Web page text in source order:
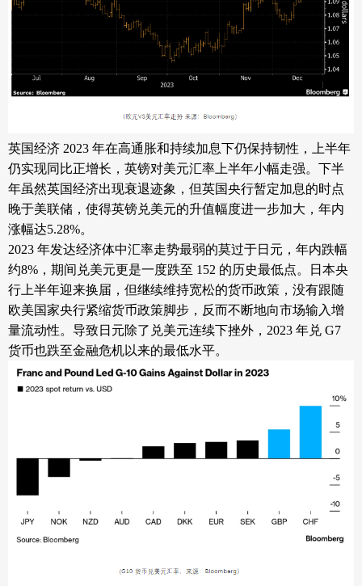
英国经济 2023 年在高通胀和持续加息下仍保持韧性，上半年
仍实现同比正增长，英镑对美元汇率上半年小幅走强。下半
年虽然英国经济出现衰退迹象，但英国央行暂定加息的时点
晚于美联储，使得英镑兑美元的升值幅度进一步加大，年内
涨幅达5.28%。
2023 年发达经济体中汇率走势最弱的莫过于日元，年内跌幅
约8%，期间兑美元更是一度跌至 152 的历史最低点。日本央
行上半年迎来换届，但继续维持宽松的货币政策，没有跟随
欧美国家央行紧缩货币政策脚步，反而不断地向市场输入增
量流动性。导致日元除了兑美元连续下挫外，2023 年兑 G7
货币也跌至金融危机以来的最低水平。